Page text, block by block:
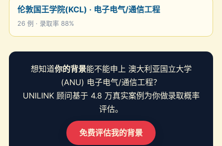
伦敦国王学院(KCL) · 电子电气/通信工程
26 例 · 录取率 88%
想知道你的背景能不能申上 澳大利亚国立大学
(ANU) 电子电气/通信工程？
UNILINK 顾问基于 4.8 万真实案例为你做录取概率
评估。
免费评估我的背景